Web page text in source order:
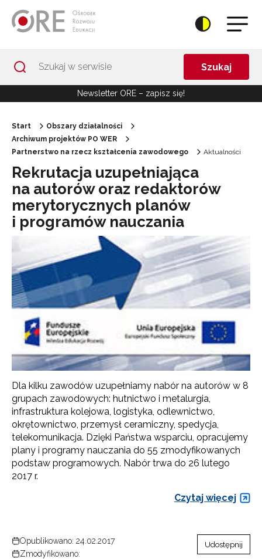
Szukaj
Newsletter ORE – zapisz się!
Start
Obszary działalności
Archiwum projektów PO WER
Partnerstwo na rzecz kształcenia zawodowego
Aktualności
Rekrutacja uzupełniająca
na autorów oraz redaktorów
merytorycznych planów
i programów nauczania
Dla kilku zawodów uzupełniamy nabór na autorów w 8
grupach zawodowych: hutnictwo i metalurgia,
infrastruktura kolejowa, logistyka, odlewnictwo,
okrętownictwo, przemysł ceramiczny, spedycja,
telekomunikacja. Dzięki Państwa wsparciu, opracujemy
plany i programy nauczania do 55 zmodyfikowanych
podstaw programowych. Nabór trwa do 26 lutego
2017 r.
Czytaj więcej
Opublikowano: 24.02.2017
Zmodyfikowano:
Udostępnij